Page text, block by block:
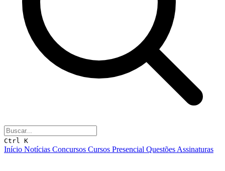
Ctrl K
Início Notícias Concursos Cursos Presencial Questões Assinaturas